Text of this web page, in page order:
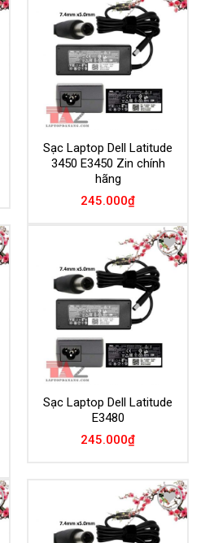
Add to
Wishlist
Sạc Laptop Dell Latitude
3450 E3450 Zin chính
hãng
245.000₫
Add to
Wishlist
Sạc Laptop Dell Latitude
E3480
245.000₫
Add to
Wishlist